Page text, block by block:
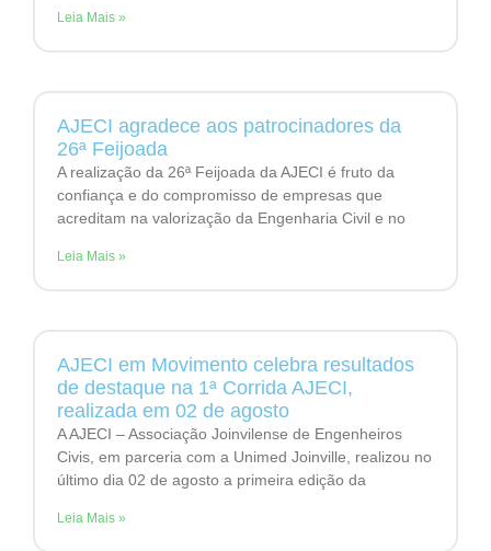
Leia Mais »
AJECI agradece aos patrocinadores da
26ª Feijoada
A realização da 26ª Feijoada da AJECI é fruto da
confiança e do compromisso de empresas que
acreditam na valorização da Engenharia Civil e no
Leia Mais »
AJECI em Movimento celebra resultados
de destaque na 1ª Corrida AJECI,
realizada em 02 de agosto
A AJECI – Associação Joinvilense de Engenheiros
Civis, em parceria com a Unimed Joinville, realizou no
último dia 02 de agosto a primeira edição da
Leia Mais »